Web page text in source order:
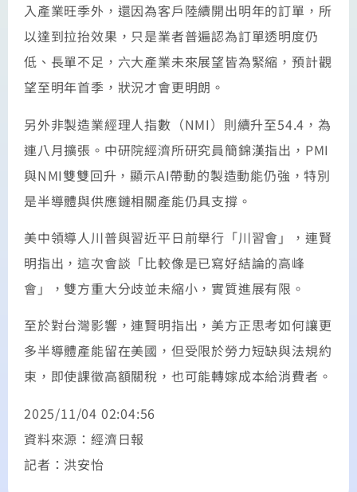
入產業旺季外，還因為客戶陸續開出明年的訂單，所
以達到拉抬效果，只是業者普遍認為訂單透明度仍
低、長單不足，六大產業未來展望皆為緊縮，預計觀
望至明年首季，狀況才會更明朗。
另外非製造業經理人指數（NMI）則續升至54.4，為
連八月擴張。中研院經濟所研究員簡錦漢指出，PMI
與NMI雙雙回升，顯示AI帶動的製造動能仍強，特別
是半導體與供應鏈相關產能仍具支撐。
美中領導人川普與習近平日前舉行「川習會」，連賢
明指出，這次會談「比較像是已寫好結論的高峰
會」，雙方重大分歧並未縮小，實質進展有限。
至於對台灣影響，連賢明指出，美方正思考如何讓更
多半導體產能留在美國，但受限於勞力短缺與法規約
束，即使課徵高額關稅，也可能轉嫁成本給消費者。
2025/11/04 02:04:56
資料來源：經濟日報
記者：洪安怡